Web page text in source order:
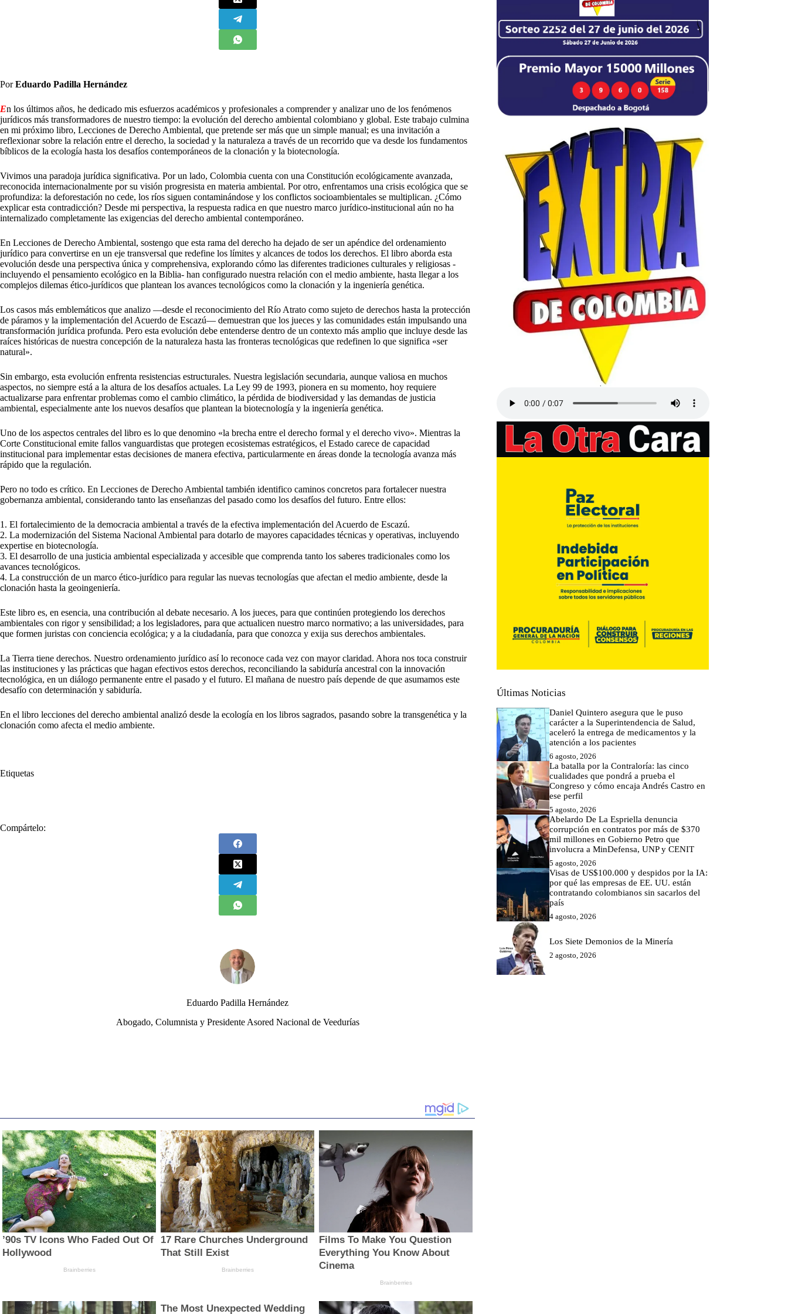
PorEduardo Padilla Hernández
En los últimos años, he dedicado mis esfuerzos académicos y profesionales a comprender y analizar uno de los fenómenos
jurídicos más transformadores de nuestro tiempo: la evolución del derecho ambiental colombiano y global. Este trabajo culmina
en mi próximo libro, Lecciones de Derecho Ambiental, que pretende ser más que un simple manual; es una invitación a
reflexionar sobre la relación entre el derecho, la sociedad y la naturaleza a través de un recorrido que va desde los fundamentos
bíblicos de la ecología hasta los desafíos contemporáneos de la clonación y la biotecnología.
Vivimos una paradoja jurídica significativa. Por un lado, Colombia cuenta con una Constitución ecológicamente avanzada,
reconocida internacionalmente por su visión progresista en materia ambiental. Por otro, enfrentamos una crisis ecológica que se
profundiza: la deforestación no cede, los ríos siguen contaminándose y los conflictos socioambientales se multiplican. ¿Cómo
explicar esta contradicción? Desde mi perspectiva, la respuesta radica en que nuestro marco jurídico-institucional aún no ha
internalizado completamente las exigencias del derecho ambiental contemporáneo.
En Lecciones de Derecho Ambiental, sostengo que esta rama del derecho ha dejado de ser un apéndice del ordenamiento
jurídico para convertirse en un eje transversal que redefine los límites y alcances de todos los derechos. El libro aborda esta
evolución desde una perspectiva única y comprehensiva, explorando cómo las diferentes tradiciones culturales y religiosas -
incluyendo el pensamiento ecológico en la Biblia- han configurado nuestra relación con el medio ambiente, hasta llegar a los
complejos dilemas ético-jurídicos que plantean los avances tecnológicos como la clonación y la ingeniería genética.
Los casos más emblemáticos que analizo —desde el reconocimiento del Río Atrato como sujeto de derechos hasta la protección
de páramos y la implementación del Acuerdo de Escazú— demuestran que los jueces y las comunidades están impulsando una
transformación jurídica profunda. Pero esta evolución debe entenderse dentro de un contexto más amplio que incluye desde las
raíces históricas de nuestra concepción de la naturaleza hasta las fronteras tecnológicas que redefinen lo que significa «ser
natural».
Sin embargo, esta evolución enfrenta resistencias estructurales. Nuestra legislación secundaria, aunque valiosa en muchos
aspectos, no siempre está a la altura de los desafíos actuales. La Ley 99 de 1993, pionera en su momento, hoy requiere
actualizarse para enfrentar problemas como el cambio climático, la pérdida de biodiversidad y las demandas de justicia
ambiental, especialmente ante los nuevos desafíos que plantean la biotecnología y la ingeniería genética.
Uno de los aspectos centrales del libro es lo que denomino «la brecha entre el derecho formal y el derecho vivo». Mientras la
Corte Constitucional emite fallos vanguardistas que protegen ecosistemas estratégicos, el Estado carece de capacidad
institucional para implementar estas decisiones de manera efectiva, particularmente en áreas donde la tecnología avanza más
rápido que la regulación.
Pero no todo es crítico. En Lecciones de Derecho Ambiental también identifico caminos concretos para fortalecer nuestra
gobernanza ambiental, considerando tanto las enseñanzas del pasado como los desafíos del futuro. Entre ellos:
1. El fortalecimiento de la democracia ambiental a través de la efectiva implementación del Acuerdo de Escazú.
2. La modernización del Sistema Nacional Ambiental para dotarlo de mayores capacidades técnicas y operativas, incluyendo
expertise en biotecnología.
3. El desarrollo de una justicia ambiental especializada y accesible que comprenda tanto los saberes tradicionales como los
avances tecnológicos.
4. La construcción de un marco ético-jurídico para regular las nuevas tecnologías que afectan el medio ambiente, desde la
clonación hasta la geoingeniería.
Este libro es, en esencia, una contribución al debate necesario. A los jueces, para que continúen protegiendo los derechos
ambientales con rigor y sensibilidad; a los legisladores, para que actualicen nuestro marco normativo; a las universidades, para
que formen juristas con conciencia ecológica; y a la ciudadanía, para que conozca y exija sus derechos ambientales.
La Tierra tiene derechos. Nuestro ordenamiento jurídico así lo reconoce cada vez con mayor claridad. Ahora nos toca construir
las instituciones y las prácticas que hagan efectivos estos derechos, reconciliando la sabiduría ancestral con la innovación
tecnológica, en un diálogo permanente entre el pasado y el futuro. El mañana de nuestro país depende de que asumamos este
desafío con determinación y sabiduría.
En el libro lecciones del derecho ambiental analizó desde la ecología en los libros sagrados, pasando sobre la transgenética y la
clonación como afecta el medio ambiente.
Etiquetas
Compártelo:
Eduardo Padilla Hernández
Abogado, Columnista y Presidente Asored Nacional de Veedurías
Últimas Noticias
Daniel Quintero asegura que le puso
carácter a la Superintendencia de Salud,
aceleró la entrega de medicamentos y la
atención a los pacientes
6 agosto, 2026
La batalla por la Contraloría: las cinco
cualidades que pondrá a prueba el
Congreso y cómo encaja Andrés Castro en
ese perfil
5 agosto, 2026
Abelardo De La Espriella denuncia
corrupción en contratos por más de $370
mil millones en Gobierno Petro que
involucra a MinDefensa, UNP y CENIT
5 agosto, 2026
Visas de US$100.000 y despidos por la IA:
por qué las empresas de EE. UU. están
contratando colombianos sin sacarlos del
país
4 agosto, 2026
Los Siete Demonios de la Minería
2 agosto, 2026